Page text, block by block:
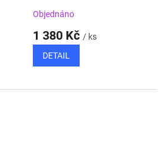
obal
Objednáno
1 380 Kč / ks
DETAIL